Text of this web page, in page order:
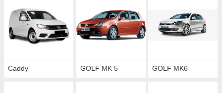
Caddy GOLF MK 5 GOLF MK6